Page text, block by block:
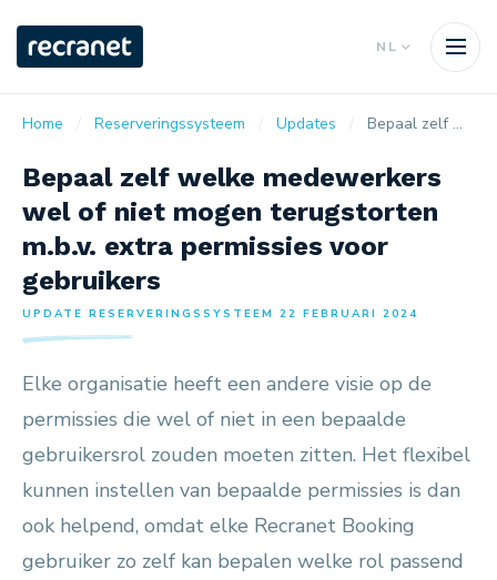
NL
Home Reserveringssysteem Updates Bepaal zelf welke medewerkers wel of niet mogen terugstorten m.b.v. extra permissies voor gebruikers
Bepaal zelf welke medewerkers
wel of niet mogen terugstorten
m.b.v. extra permissies voor
gebruikers
UPDATE RESERVERINGSSYSTEEM 22 FEBRUARI 2024
Elke organisatie heeft een andere visie op de
permissies die wel of niet in een bepaalde
gebruikersrol zouden moeten zitten. Het flexibel
kunnen instellen van bepaalde permissies is dan
ook helpend, omdat elke Recranet Booking
gebruiker zo zelf kan bepalen welke rol passend